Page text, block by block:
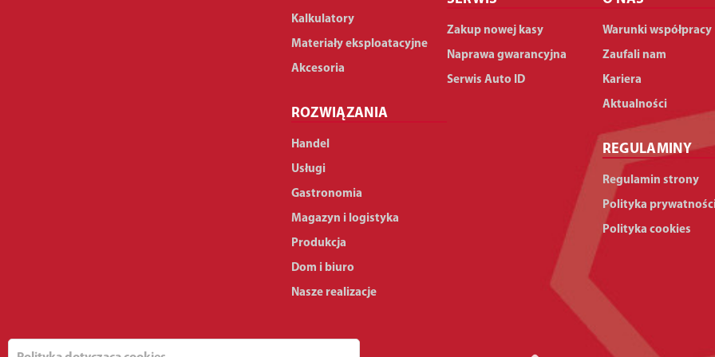
Kalkulatory
Materiały eksploatacyjne
Akcesoria
ROZWIĄZANIA
Handel
Usługi
Gastronomia
Magazyn i logistyka
Produkcja
Dom i biuro
Nasze realizacje
Zakup nowej kasy
Naprawa gwarancyjna
Serwis Auto ID
Warunki współpracy
Zaufali nam
Kariera
Aktualności
REGULAMINY
Regulamin strony
Polityka
Polityka cookies